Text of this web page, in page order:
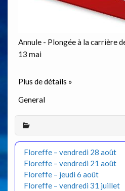
Annule - Plongée à la carrière
13 mai
Plus de détails »
General
Floreffe – vendredi 28 août
Floreffe – vendredi 21 août
Floreffe – jeudi 6 août
Floreffe – vendredi 31 juillet